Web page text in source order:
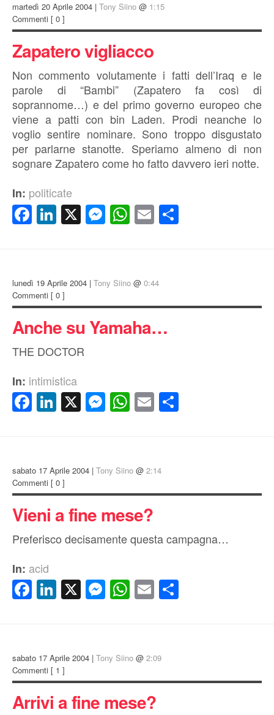
martedì 20 Aprile 2004 | Tony Siino @ 1:15
Commenti [ 0 ]
Zapatero vigliacco
Non commento volutamente i fatti dell’Iraq e le
parole di “Bambi” (Zapatero fa così di
soprannome…) e del primo governo europeo che
viene a patti con bin Laden. Prodi neanche lo
voglio sentire nominare. Sono troppo disgustato
per parlarne stanotte. Speriamo almeno di non
sognare Zapatero come ho fatto davvero ieri notte.
In: politicate
Facebook
LinkedIn
X Messenger
WhatsApp
Email
lunedì 19 Aprile 2004 | Tony Siino @ 0:44
Commenti [ 0 ]
Anche su Yamaha…
THE DOCTOR
In: intimistica
Facebook
LinkedIn
X Messenger
WhatsApp
Email
sabato 17 Aprile 2004 | Tony Siino @ 2:14
Commenti [ 0 ]
Vieni a fine mese?
Preferisco decisamente questa campagna…
In: acid
Facebook
LinkedIn
X Messenger
WhatsApp
Email
sabato 17 Aprile 2004 | Tony Siino @ 2:09
Commenti [ 1 ]
Arrivi a fine mese?